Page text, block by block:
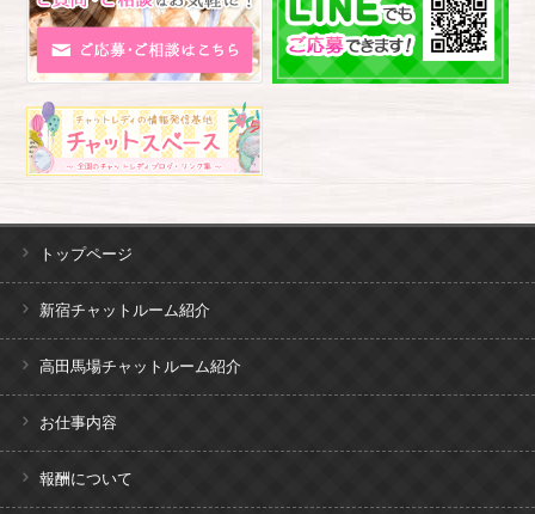
トップページ
新宿チャットルーム紹介
高田馬場チャットルーム紹介
お仕事内容
報酬について